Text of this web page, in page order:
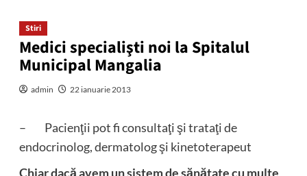
Stiri
Medici specialişti noi la Spitalul
Municipal Mangalia
admin 22 ianuarie 2013
– Pacienţii pot fi consultaţi şi trataţi de
endocrinolog, dermatolog şi kinetoterapeut
Chiar dacă avem un sistem de sănătate cu multe